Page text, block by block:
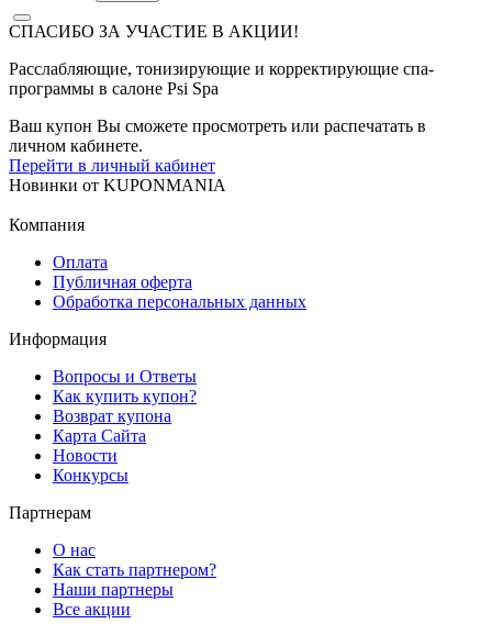
СПАСИБО ЗА УЧАСТИЕ В АКЦИИ!
Расслабляющие, тонизирующие и корректирующие спа-
программы в салоне Psi Spa
Ваш купон Вы сможете просмотреть или распечатать в
личном кабинете.
Перейти в личный кабинет
Новинки от KUPONMANIA
Компания
Оплата
Публичная оферта
Обработка персональных данных
Информация
Вопросы и Ответы
Как купить купон?
Возврат купона
Карта Сайта
Новости
Конкурсы
Партнерам
О нас
Как стать партнером?
Наши партнеры
Все акции